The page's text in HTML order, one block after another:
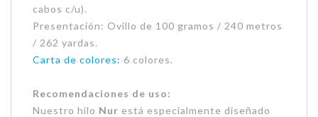
cabos c/u).
Presentación: Ovillo de 100 gramos / 240 metros
/ 262 yardas.
Carta de colores: 6 colores.
Recomendaciones de uso:
Nuestro hilo Nur está especialmente diseñado